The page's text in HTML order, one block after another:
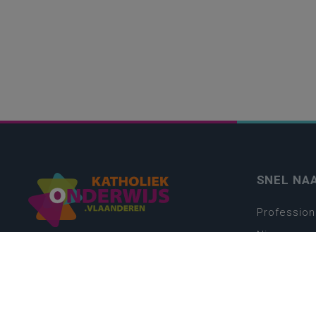
SNEL
Nieuws